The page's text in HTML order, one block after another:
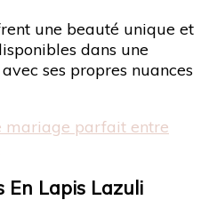
une beauté unique et
dans une
ses propres nuances
mariage parfait entre
En Lapis Lazuli